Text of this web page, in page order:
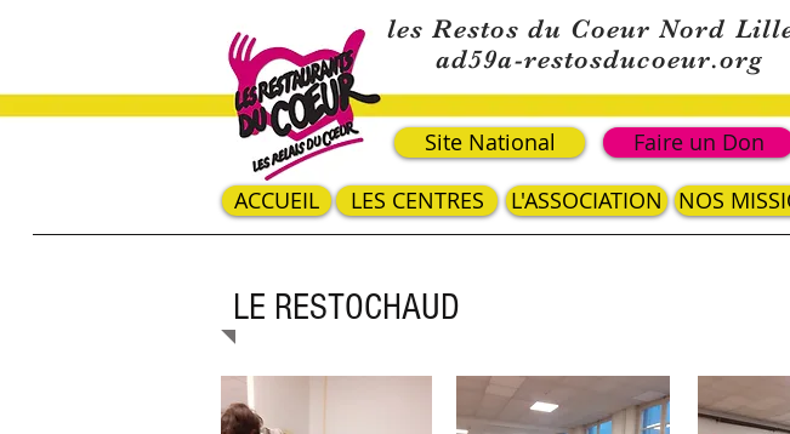
les Restos du Coeur Nord
Faire un Don
ad59a-restosducoeur.org
Site National
ACCUEIL
LES CENTRES NOS
L'ASSOCIATION
LE RESTOCHAUD